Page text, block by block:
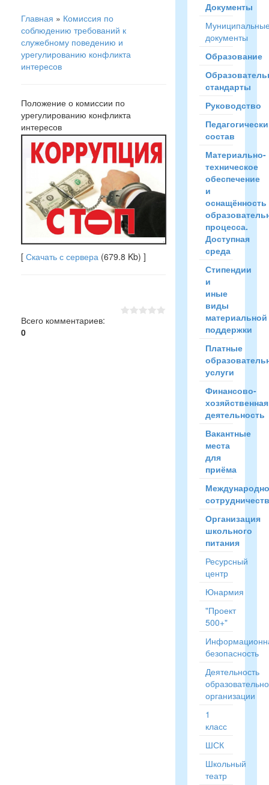
Главная » Комиссия по
соблюдению требований к
служебному поведению и
урегулированию конфликта
интересов
Положение о комиссии по
урегулированию конфликта
интересов
[ Скачать с сервера (679.8 Kb) ]
Всего комментариев:
0
Документы
документы
Образование
стандарты
Руководство
состав
Материально-
техническое
обеспечение
и
оснащённость
процесса.
Доступная
среда
Стипендии
и
иные
виды
материальной
поддержки
Платные
услуги
Финансово-
хозяйственная
деятельность
Вакантные
места
для
приёма
Организация
школьного
питания
Ресурсный
центр
Юнармия
"Проект
500+"
безопасность
Деятельность
организации
1
класс
ШСК
Школьный
театр